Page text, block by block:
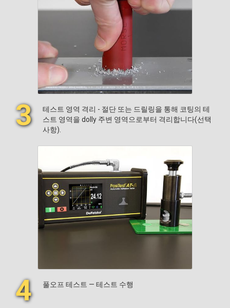
3
테스트 영역 격리 - 절단 또는 드릴링을 통해 코팅의 테
스트 영역을 dolly 주변 영역으로부터 격리합니다(선택
사항).
4 풀오프 테스트 — 테스트 수행